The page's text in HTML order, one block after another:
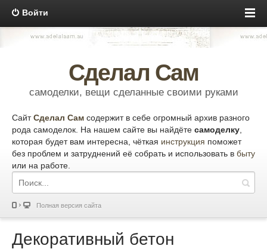
Войти
Сделал Сам
самоделки, вещи сделанные своими руками
СайтСделал Сам содержит в себе огромный архив разного
рода самоделок. На нашем сайте вы найдёте самоделку
которая будет вам интересна, чёткая инструкция поможет
без проблем и затруднений её собрать и использовать в быту
или на работе.
Полная версия сайта
Декоративный бетон